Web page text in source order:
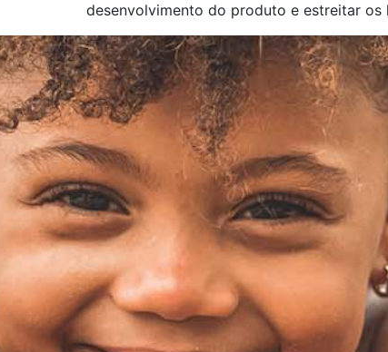
desenvolvimento do produto e estreitar os